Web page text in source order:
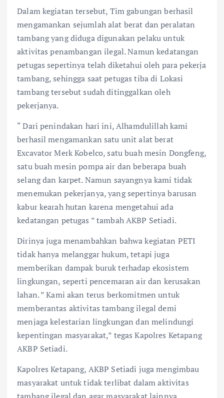
Dalam kegiatan tersebut, Tim gabungan berhasil
mengamankan sejumlah alat berat dan peralatan
tambang yang diduga digunakan pelaku untuk
aktivitas penambangan ilegal. Namun kedatangan
petugas sepertinya telah diketahui oleh para pekerja
tambang, sehingga saat petugas tiba di Lokasi
tambang tersebut sudah ditinggalkan oleh
pekerjanya.
“ Dari penindakan hari ini, Alhamdulillah kami
berhasil mengamankan satu unit alat berat
Excavator Merk Kobelco, satu buah mesin Dongfeng,
satu buah mesin pompa air dan beberapa buah
selang dan karpet. Namun sayangnya kami tidak
menemukan pekerjanya, yang sepertinya barusan
kabur kearah hutan karena mengetahui ada
kedatangan petugas ” tambah AKBP Setiadi.
Dirinya juga menambahkan bahwa kegiatan PETI
tidak hanya melanggar hukum, tetapi juga
memberikan dampak buruk terhadap ekosistem
lingkungan, seperti pencemaran air dan kerusakan
lahan. ” Kami akan terus berkomitmen untuk
memberantas aktivitas tambang ilegal demi
menjaga kelestarian lingkungan dan melindungi
kepentingan masyarakat,” tegas Kapolres Ketapang
AKBP Setiadi.
Kapolres Ketapang, AKBP Setiadi juga mengimbau
masyarakat untuk tidak terlibat dalam aktivitas